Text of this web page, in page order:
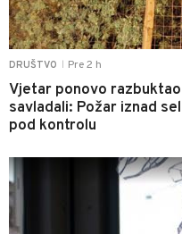
DRUŠTVO Pre 2 h
Vjetar ponovo
savladali: Požar iznad
pod kontrolu